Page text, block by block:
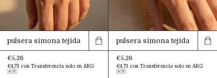
pulsera simona tejida
€5,26
€4,73 con Transferencia solo en ARG
🇦🇷
pulsera simona tejida
€5,26
€4,73 con Transferencia solo en ARG
🇦🇷